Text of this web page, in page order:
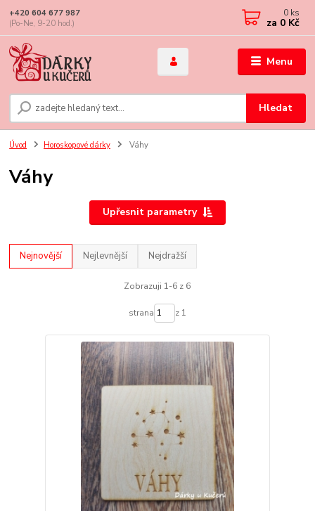
Menu
Hledat
+420 604 677 987
(Po-Ne, 9-20 hod.)
0 ks
za 0 Kč
Úvod Horoskopové dárky Váhy
Váhy
Upřesnit parametry
Nejnovější Nejlevnější Nejdražší
Zobrazuji 1-6 z 6
strana z 1